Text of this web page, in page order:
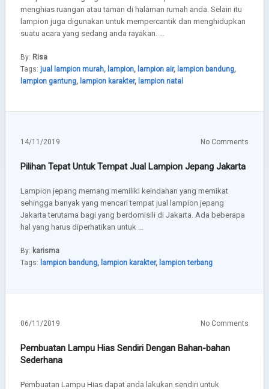
menghias ruangan atau taman di halaman rumah anda. Selain itu
lampion juga digunakan untuk mempercantik dan menghidupkan
suatu acara yang sedang anda rayakan. …
By: Risa
Tags: jual lampion murah, lampion, lampion air, lampion bandung,
lampion gantung, lampion karakter, lampion natal
14/11/2019 No Comments
Pilihan Tepat Untuk Tempat Jual Lampion Jepang Jakarta
Lampion jepang memang memiliki keindahan yang memikat
sehingga banyak yang mencari tempat jual lampion jepang
Jakarta terutama bagi yang berdomisili di Jakarta. Ada beberapa
hal yang harus diperhatikan untuk …
By: karisma
Tags: lampion bandung, lampion karakter, lampion terbang
06/11/2019 No Comments
Pembuatan Lampu Hias Sendiri Dengan Bahan-bahan
Sederhana
Pembuatan Lampu Hias dapat anda lakukan sendiri untuk